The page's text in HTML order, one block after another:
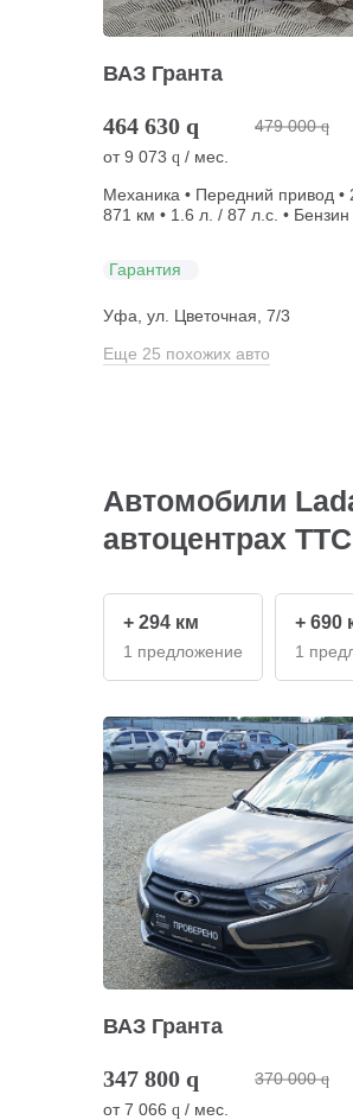
ВАЗ Гранта
464 630 q 479 000 q
от9 073 q / мес.
Механика • Передний привод •
871 км • 1.6 л. / 87 л.с. • Бензин
Гарантия
Уфа, ул. Цветочная, 7/3
Еще 25 похожих авто
Автомобили
автоцентрах
+ 294 км
1 предложение
+ 690
1
ВАЗ Гранта
347 800 q 370 000 q
от7 066 q / мес.